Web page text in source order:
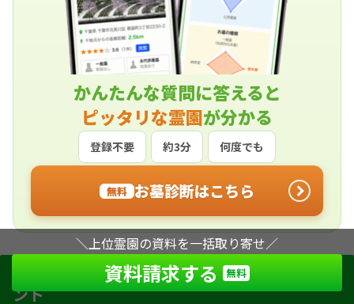
かんたんな質問に答えると
ピッタリな霊園が分かる
登録不要 約3分 何度でも
無料 お墓診断はこちら
永代供養墓を選ぶ際にチェックするべきポイ
ント
＼上位霊園の資料を一括取り寄せ／
資料請求する 無料